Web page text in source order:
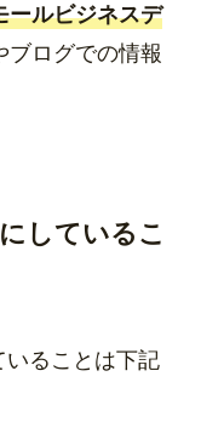
ールビジネスデ
ブログでの情報
しているこ
ることは下記